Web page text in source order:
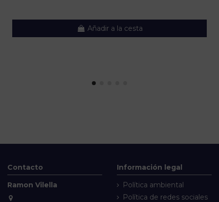
Añadir a la cesta
Contacto
Ramon Vilella
Información legal
Política ambiental
Política de redes sociales